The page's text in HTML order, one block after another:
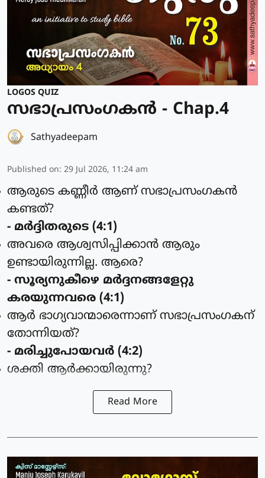
LOGOS QUIZ
സഭാപ്രസംഗകൻ - Chap.4
Sathyadeepam
Published on: 29 Jul 2026, 11:24 am
ആരുടെ കണ്ണീര്‍ ആണ് സഭാപ്രസംഗകന്‍
കണ്ടത്?
- മര്‍ദ്ദിതരുടെ (4:1)
അവരെ ആശ്വസിപ്പിക്കാന്‍ ആരും
ഉണ്ടായിരുന്നില്ല. ആരെ?
- സൂര്യനുകീഴെ മര്‍ദ്ദനങ്ങളേറ്റു
കരയുന്നവരെ (4:1)
ആര്‍ ഭാഗ്യവാന്മാരെന്നാണ് സഭാപ്രസംഗകന്
തോന്നിയത്?
- മരിച്ചുപോയവര്‍ (4:2)
ശക്തി ആര്‍ക്കായിരുന്നു?
Read More